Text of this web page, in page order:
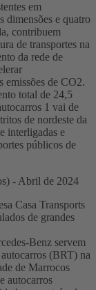
em
dimensões e quatro
contribuem
de transportes na
da rede de
emissões de CO2.
total de 24,5
1 vai de
de nordeste da
interligadas e
públicos de
- Abril de 2024
Casa Transports
de grandes
Benz servem
(BRT) na
de Marrocos
autocarros